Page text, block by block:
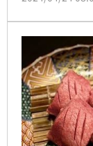
過期肉？